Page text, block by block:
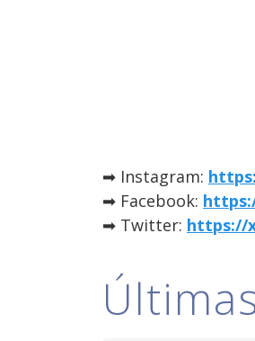
➡ Instagram:
➡ Facebook:
➡ Twitter: https://